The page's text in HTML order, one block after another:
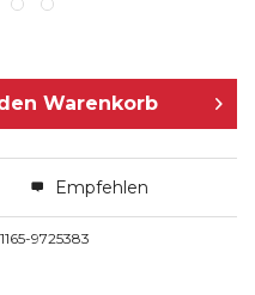
Warenkorb
Empfehlen
1165-9725383